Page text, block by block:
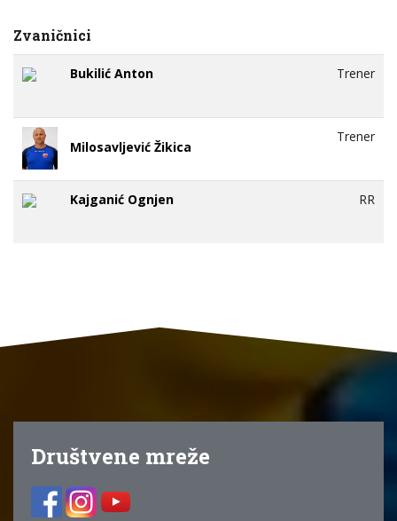
Zvaničnici
Bukilić Anton Trener
Milosavljević Žikica
Trener
Kajganić Ognjen RR
Društvene mreže